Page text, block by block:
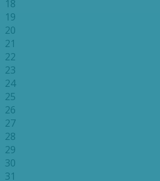
18
19
20
21
22
23
24
25
26
27
28
29
30
31